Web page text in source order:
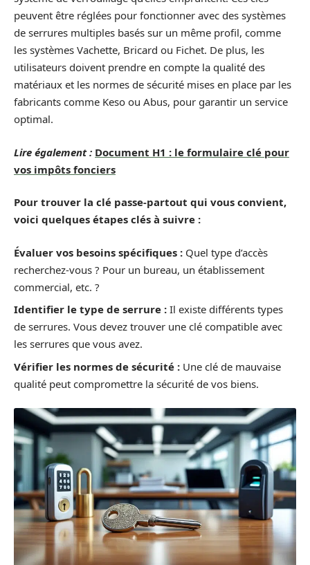
peuvent être réglées pour fonctionner avec des systèmes
de serrures multiples basés sur un même profil, comme
les systèmes Vachette, Bricard ou Fichet. De plus, les
utilisateurs doivent prendre en compte la qualité des
matériaux et les normes de sécurité mises en place par les
fabricants comme Keso ou Abus, pour garantir un service
optimal.
Lire également : Document H1 : le formulaire clé pour
vos impôts fonciers
Pour trouver la clé passe-partout qui vous convient,
voici quelques étapes clés à suivre :
Évaluer vos besoins spécifiques : Quel type d’accès
recherchez-vous ? Pour un bureau, un établissement
commercial, etc. ?
Identifier le type de serrure : Il existe différents types
de serrures. Vous devez trouver une clé compatible avec
les serrures que vous avez.
Vérifier les normes de sécurité : Une clé de mauvaise
qualité peut compromettre la sécurité de vos biens.